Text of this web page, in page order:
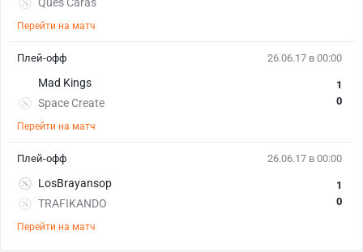
Перейти на матч
26.06.17 в 00:00
Mad Kings
Space Create
1
0
Перейти на матч
Плей-офф
26.06.17 в 00:00
LosBrayansop
TRAFIKANDO
1
0
Перейти на матч
Плей-офф